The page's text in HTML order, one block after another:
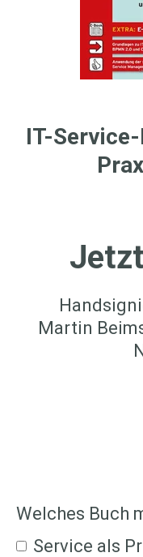
IT-
Martin
Welches Buch
Service als